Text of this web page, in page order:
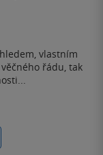
vlastním
řádu, tak